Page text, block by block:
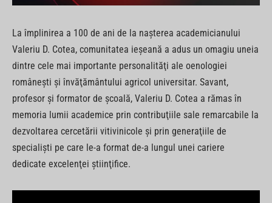
La împlinirea a 100 de ani de la naşterea academicianului
Valeriu D. Cotea, comunitatea ieşeană a adus un omagiu uneia
dintre cele mai importante personalităţi ale oenologiei
româneşti şi învăţământului agricol universitar. Savant,
profesor şi formator de şcoală, Valeriu D. Cotea a rămas în
memoria lumii academice prin contribuţiile sale remarcabile la
dezvoltarea cercetării vitivinicole şi prin generaţiile de
specialişti pe care le-a format de-a lungul unei cariere
dedicate excelenţei ştiinţifice.